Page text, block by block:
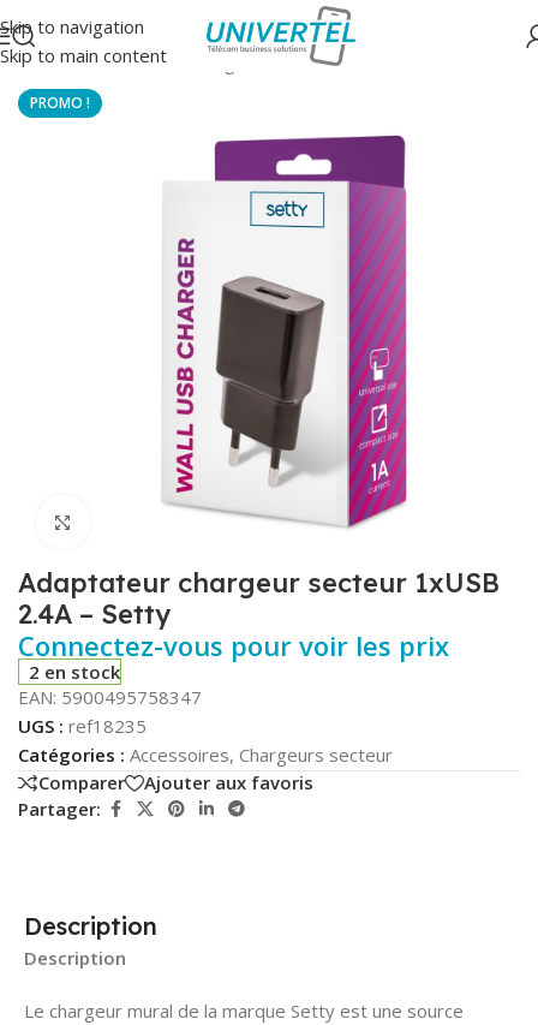
Skip to navigation
Skip to main content
Accueil/Accessoires Chargeurs secteur
Adaptateur chargeur secteur 1xUSB
2.4A – Setty
Connectez-vous pour voir les prix
2 en stock
EAN: 5900495758347
UGS : ref18235
Catégories : Accessoires, Chargeurs secteur
Comparer
Ajouter aux favoris
Partager:
Description
Description
Le chargeur mural de la marque Setty est une source